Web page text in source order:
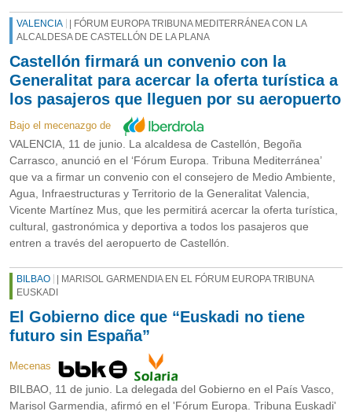
VALENCIA
| FÓRUM EUROPA TRIBUNA MEDITERRÁNEA CON LA
ALCALDESA DE CASTELLÓN DE LA PLANA
Castellón firmará un convenio con la
Generalitat para acercar la oferta turística a
los pasajeros que lleguen por su aeropuerto
Bajo el mecenazgo de
VALENCIA, 11 de junio. La alcaldesa de Castellón, Begoña
Carrasco, anunció en el ‘Fórum Europa. Tribuna Mediterránea’
que va a firmar un convenio con el consejero de Medio Ambiente,
Agua, Infraestructuras y Territorio de la Generalitat Valencia,
Vicente Martínez Mus, que les permitirá acercar la oferta turística,
cultural, gastronómica y deportiva a todos los pasajeros que
entren a través del aeropuerto de Castellón.
BILBAO
| MARISOL GARMENDIA EN EL FÓRUM EUROPA TRIBUNA
EUSKADI
El Gobierno dice que “Euskadi no tiene
futuro sin España”
Mecenas
BILBAO, 11 de junio. La delegada del Gobierno en el País Vasco,
Marisol Garmendia, afirmó en el 'Fórum Europa. Tribuna Euskadi'